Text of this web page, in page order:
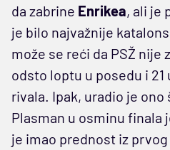
da zabrine Enrikea, ali je
je bilo najvažnije
može se reći da PSŽ nije
odsto loptu u posedu i
rivala. Ipak, uradio je
Plasman u osminu finala
je imao prednost iz